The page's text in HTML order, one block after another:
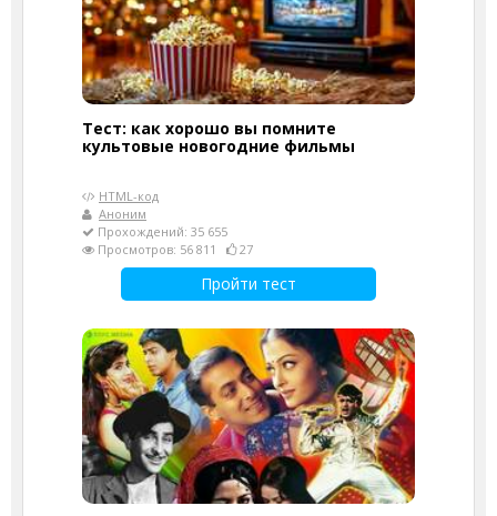
Тест: как хорошо вы помните
культовые новогодние фильмы
HTML-код
Аноним
Прохождений: 35 655
Просмотров: 56 811
27
Пройти тест